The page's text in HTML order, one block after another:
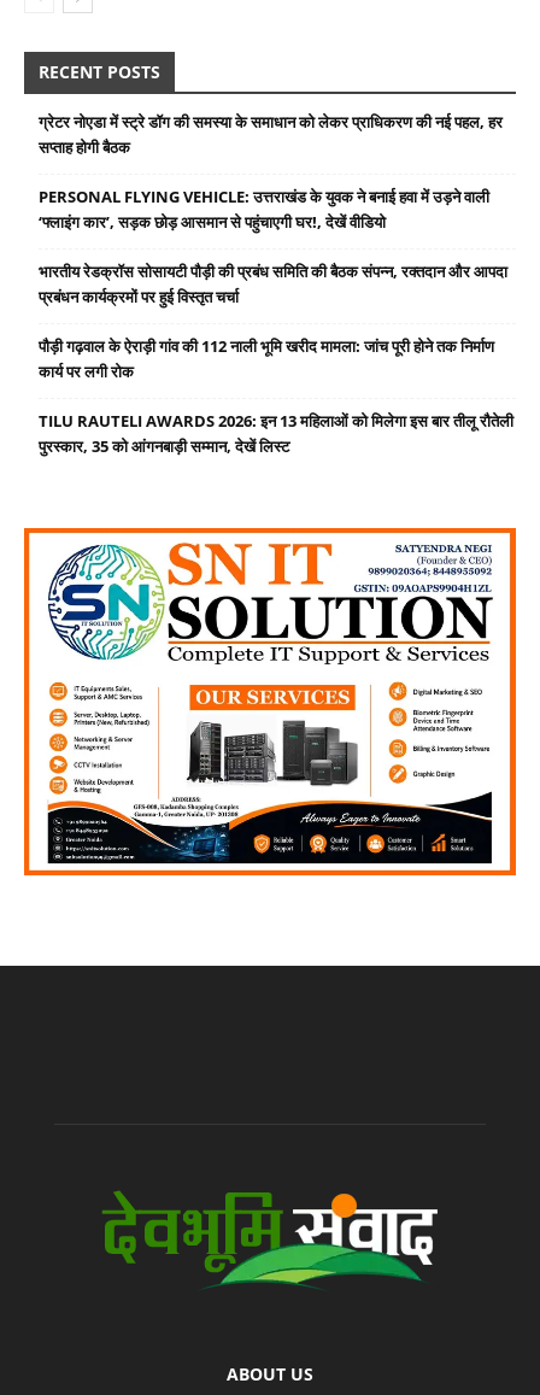
RECENT POSTS
ग्रेटर नोएडा में स्ट्रे डॉग की समस्या के समाधान को लेकर प्राधिकरण की नई पहल, हर
सप्ताह होगी बैठक
PERSONAL FLYING VEHICLE: उत्तराखंड के युवक ने बनाई हवा में उड़ने वाली
‘फ्लाइंग कार’, सड़क छोड़ आसमान से पहुंचाएगी घर!, देखें वीडियो
भारतीय रेडक्रॉस सोसायटी पौड़ी की प्रबंध समिति की बैठक संपन्न, रक्तदान और आपदा
प्रबंधन कार्यक्रमों पर हुई विस्तृत चर्चा
पौड़ी गढ़वाल के ऐराड़ी गांव की 112 नाली भूमि खरीद मामला: जांच पूरी होने तक निर्माण
कार्य पर लगी रोक
TILU RAUTELI AWARDS 2026: इन 13 महिलाओं को मिलेगा इस बार तीलू रौतेली
पुरस्कार, 35 को आंगनबाड़ी सम्मान, देखें लिस्ट
ABOUT US